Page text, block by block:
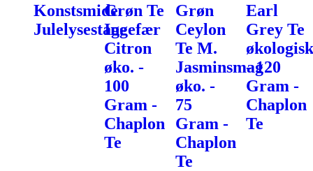
Konstsmide
Julelysestage
Grøn Te
Ingefær
Citron
øko. -
100
Gram -
Chaplon
Te
Grøn
Ceylon
Te M.
Jasminsmag
øko. -
75
Gram -
Chaplon
Te
Earl
Grey Te
økologisk
- 120
Gram -
Chaplon
Te